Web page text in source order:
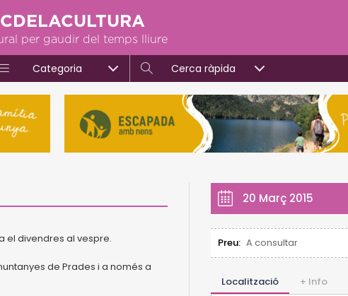
per gaudir del temps lliure
Categoria Cerca ràpida
el divendres al vespre.
de Prades i a només a
20 Març 2015
Preu: A consultar
Localització + Info